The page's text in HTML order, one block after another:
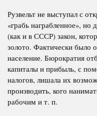
Рузвельт не выступал с
«грабь награбленное»,
(как и в СССР) закон,
золото. Фактически было
население. Бюрократия
капиталы и прибыль, с
налогов, лишала их
производить, кого
рабочим и т. п.